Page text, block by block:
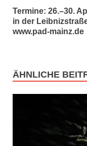
Termine: 26.–30.
in der
www.pad-mainz.de
ÄHNLICHE